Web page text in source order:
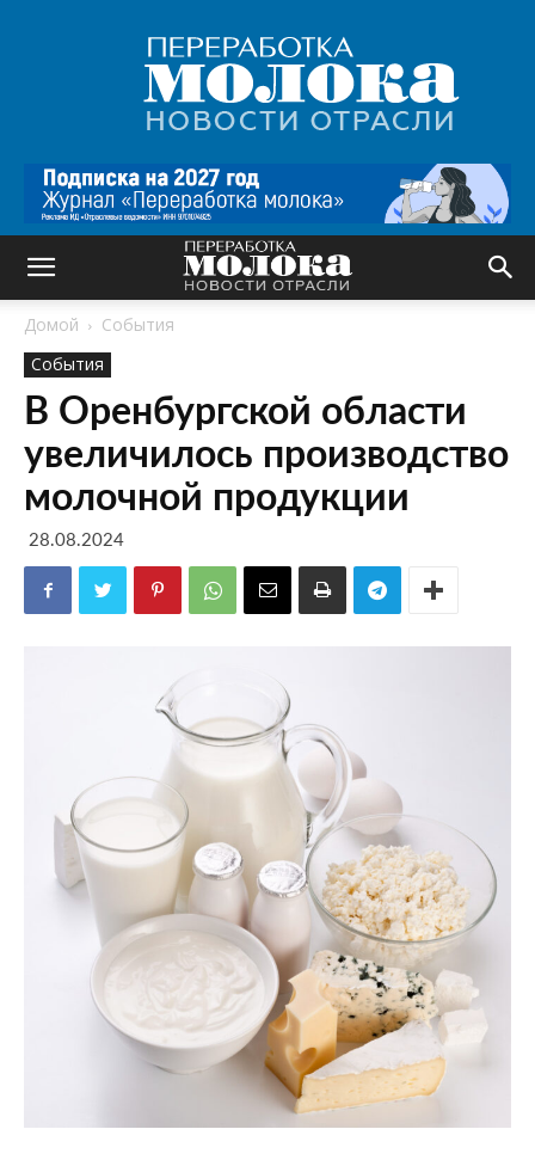
Переработка
молока
|
Новости
Домой
События
События
В Оренбургской области
увеличилось производство
молочной продукции
28.08.2024